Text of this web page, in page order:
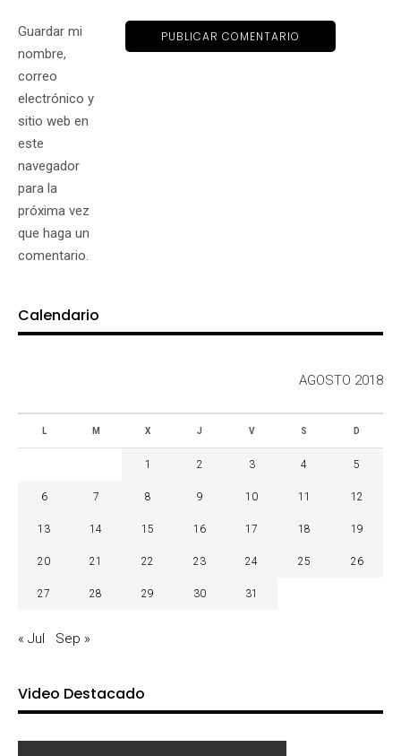
Guardar mi
nombre,
correo
electrónico y
sitio web en
este
navegador
para la
próxima vez
que haga un
comentario.
Calendario
AGOSTO 2018
L M X J V S D
1 2 3 4 5
6 7 8 9 10 11 12
13 14 15 16 17 18 19
20 21 22 23 24 25 26
27 28 29 30 31
« Jul Sep »
Video Destacado